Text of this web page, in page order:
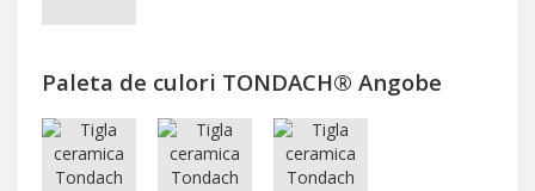
Paleta de culori TONDACH® Angobe